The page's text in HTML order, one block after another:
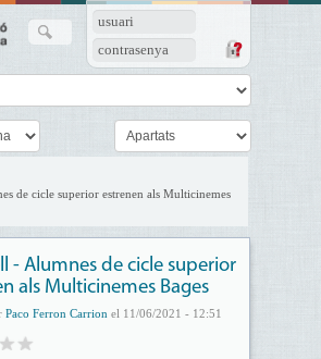
usuari
contrasenya
de cicle superior estrenen als Multicinemes
- Alumnes de cicle superior
als Multicinemes Bages
Paco Ferron Carrion el 11/06/2021 - 12:51